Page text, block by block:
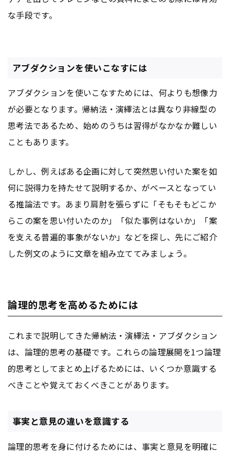
な手段です。
アブダクションを使いこなすには
アブダクションを使いこなすためには、何よりも想像力
が必要となります。帰納法・演繹法とは異なり非線型の
思考法であるため、始めのうちは習得がなかなか難しい
こともあります。
しかし、例えばある企画に対して突然思い付いた案を如
何に説得力を持たせて説明するか、がベースとなってい
る推論法です。あまり肩肘を張らずに「そもそもどこか
らこの案を思い付いたのか」「似た事例はないか」「案
を支える普遍的事象がないか」などを探し、先にご紹介
した例文のように文章を組み立ててみましょう。
論理的思考を高めるためには
これまで説明してきた帰納法・演繹法・アブダクション
は、論理的思考の基礎です。これらの論理展開を1つ論理
的思考としてまとめ上げるためには、いくつか意識する
べきことや覚えておくべきことがあります。
事実と意見の違いを意識する
論理的思考を身に付けるためには、事実と意見を明確に